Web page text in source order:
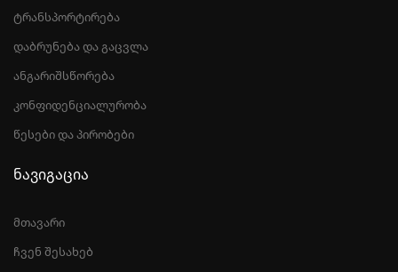
ტრანსპორტირება
დაბრუნება და გაცვლა
ანგარიშსწორება
კონფიდენციალურობა
წესები და პირობები
ნავიგაცია
მთავარი
ჩვენ შესახებ